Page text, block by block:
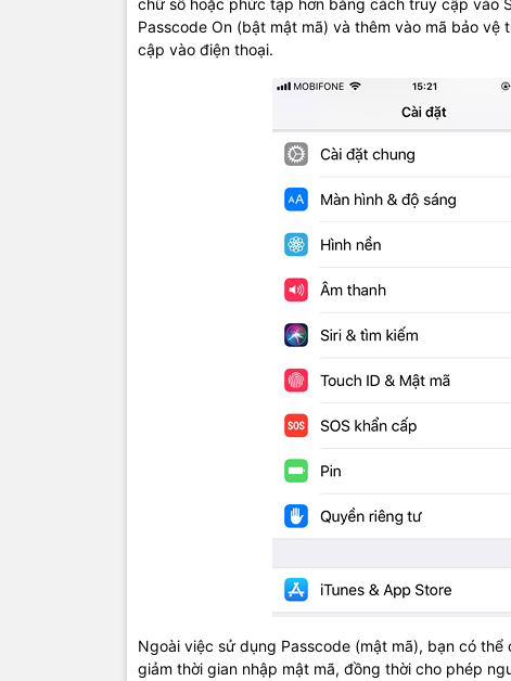
chữ số hoặc phức tạp hơn bằng cách truy cập vào
Passcode On (bật mật mã) và thêm vào mã bảo
cập vào điện thoại.
Ngoài việc sử dụng Passcode (mật mã), bạn có
giảm thời gian nhập mật mã, đồng thời cho phép